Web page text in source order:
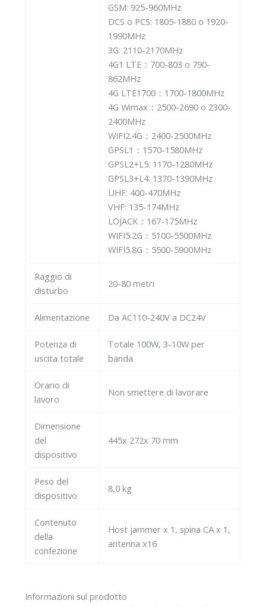
GSM: 925-960MHz
DCS o PCS: 1805-1880 o 1920-
1990MHz
3G: 2110-2170MHz
4G1 LTE：700-803 o 790-
862MHz
4G LTE1700：1700-1800MHz
4G Wimax：2500-2690 o 2300-
2400MHz
WIFI2.4G：2400-2500MHz
GPSL1：1570-1580MHz
GPSL2+L5: 1170-1280MHz
GPSL3+L4: 1370-1390MHz
UHF: 400-470MHz
VHF: 135-174MHz
LOJACK：167-175MHz
WIFI5.2G：5100-5500MHz
WIFI5.8G：5500-5900MHz
Raggio di
disturbo
20-80 metri
Alimentazione Da AC110-240V a DC24V
Potenza di
uscita totale
Totale 100W, 3-10W per
banda
Orario di
lavoro
Non smettere di lavorare
Dimensione
del
dispositivo
445x 272x 70 mm
Peso del
dispositivo
8,0 kg
Contenuto
della
confezione
Host jammer x 1, spina CA x 1,
antenna x16
Informazioni sul prodotto